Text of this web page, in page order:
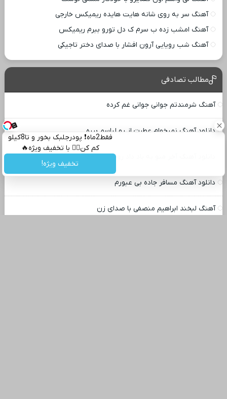
فقط2ماه❗ پودرجلبک بخور و تا8کیلو
کم کن👌🏻 با تخفیف ویژه🔥
تخفیف ویژه!
آهنگ سر به روی شانه هایت هایده ریمیکس خارجی
آهنگ امشب زده ب سرم ک دل تورو ببرم ریمیکس
آهنگ شب رویایی آرون افشار با صدای دختر تاجیکی
مطالب تصادفی
آهنگ شرمندتم جوانی جوانی غم کرده
دانلود آهنگ نمیخوام عطرت از رو لباسم بپره
دانلود آهنگ آخر منو به باد داد رویای باز اومدنت
دانلود آهنگ مسافر جاده بی عبورم
آهنگ لبخند ابراهیم منصفی با صدای زن